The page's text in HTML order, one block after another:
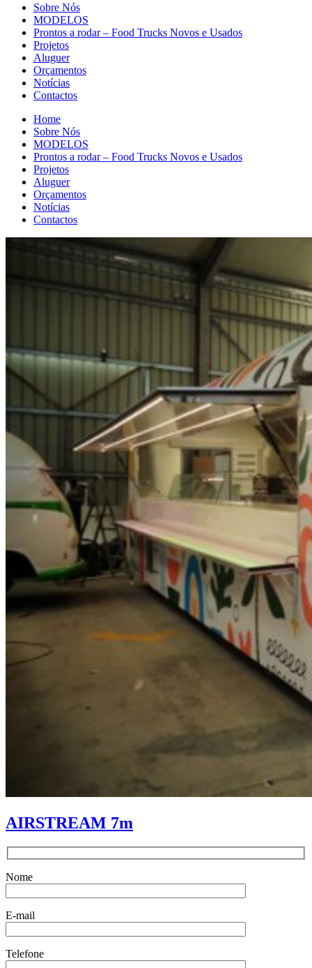
Sobre Nós
MODELOS
Prontos a rodar – Food Trucks Novos e Usados
Projetos
Aluguer
Orçamentos
Notícias
Contactos
Home
Sobre Nós
MODELOS
Prontos a rodar – Food Trucks Novos e Usados
Projetos
Aluguer
Orçamentos
Notícias
Contactos
AIRSTREAM 7m
Nome
E-mail
Telefone